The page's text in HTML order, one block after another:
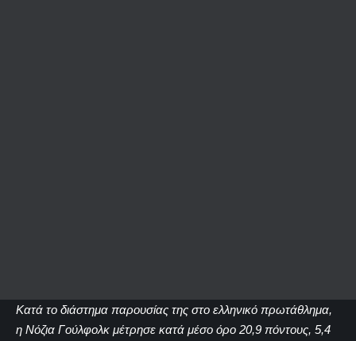
Κατά το διάστημα παρουσίας της στο ελληνικό πρωτάθλημα,
η Νόζια Γούλφολκ μέτρησε κατά μέσο όρο 20,9 πόντους, 5,4